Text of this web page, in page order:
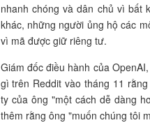
nhanh chóng và dân chủ vì bất
khác, những người ủng hộ các
vì mã được giữ riêng tư.
Giám đốc điều hành của
gì trên Reddit vào tháng 11 rằng
ty của ông "một cách dễ dàng
thêm rằng ông "muốn chúng tôi